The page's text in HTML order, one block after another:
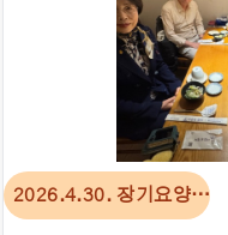
2026.4.30. 장기요양…